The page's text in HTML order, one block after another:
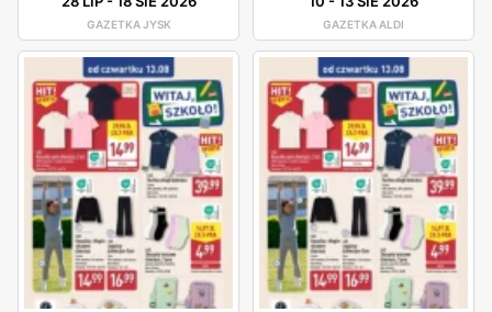
GAZETKA JYSK GAZETKA ALDI